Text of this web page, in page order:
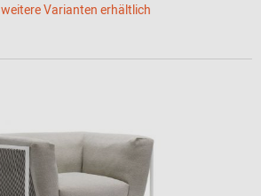
weitere Varianten erhältlich